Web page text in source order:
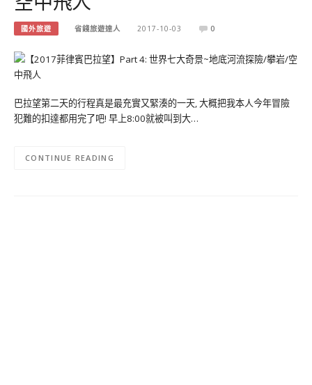
國外旅遊 省錢旅遊達人 2017-10-03 0
巴拉望第二天的行程真是最充實又緊湊的一天, 大概把我本人今年冒險
犯難的扣達都用完了吧! 早上8:00就被叫到大…
CONTINUE READING